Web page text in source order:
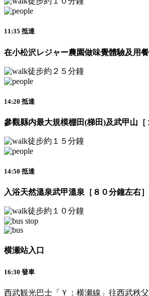
11:35 抵達
在小松沢レジャー農園做味覺體驗及用
徒步約２５分鐘
14:20 抵達
參觀縣内最大規模棚田(梯田)及武甲山［
徒步約１５分鐘
14:50 抵達
入浴天然溫泉武甲溫泉［８０分鐘左右］
徒步約１０分鐘
横瀬站入口
16:30 發車
西武観光巴士「Ｙ：横瀬線」往西武秩父